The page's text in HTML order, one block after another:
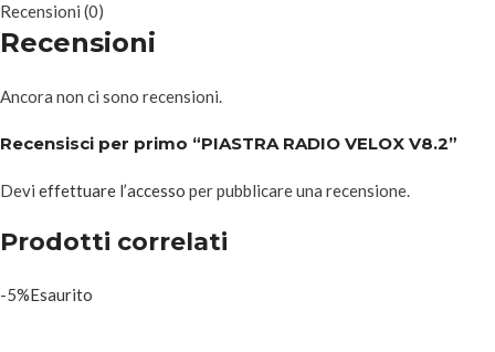
Recensioni (0)
Recensioni
Ancora non ci sono recensioni.
Recensisci per primo “PIASTRA RADIO VELOX V8.2”
Devi effettuare l’accesso per pubblicare una recensione.
Prodotti correlati
-5%Esaurito